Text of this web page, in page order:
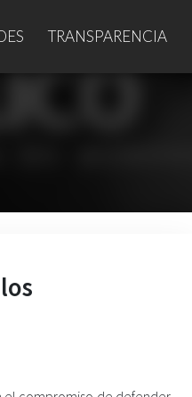
TRANSPARENCIA